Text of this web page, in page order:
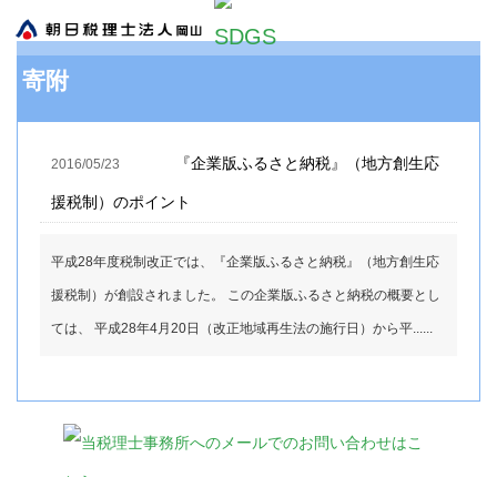
寄附
2016/05/23 『企業版ふるさと納税』（地方創生応
援税制）のポイント
平成28年度税制改正では、『企業版ふるさと納税』（地方創生応
援税制）が創設されました。 この企業版ふるさと納税の概要とし
ては、 平成28年4月20日（改正地域再生法の施行日）から平......